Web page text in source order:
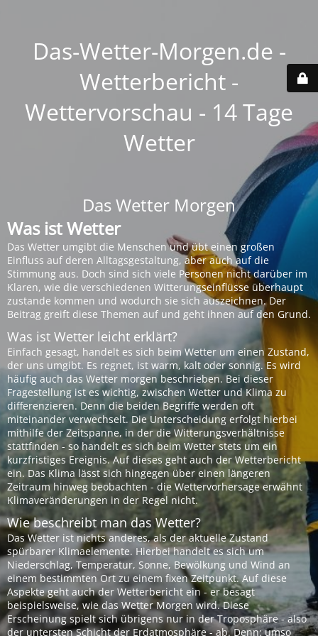
Das-Wetter-Morgen.de -
Wetterbericht -
Wettervorschau - 14 Tage
Wetter
Das Wetter Morgen
Was ist Wetter
Das Wetter umgibt die Menschen und übt einen großen
Einfluss auf deren Alltagsgestaltung, aber auch auf die
Stimmung aus. Doch sind sich viele Personen nicht darüber im
Klaren, wie die verschiedenen Witterungseinflüsse überhaupt
zustande kommen und wodurch sie sich auszeichnen. Der
Beitrag greift diese Themen auf und geht ihnen auf den Grund.
Was ist Wetter leicht erklärt?
Einfach gesagt, handelt es sich beim Wetter um einen Zustand,
der uns umgibt. Es regnet, ist warm, kalt oder sonnig. Es wird
häufig auch das Wetter morgen beschrieben. Bei dieser
Fragestellung ist es wichtig, zwischen Wetter und Klima zu
differenzieren. Denn die beiden Begriffe werden oft
miteinander verwechselt. Die Unterscheidung erfolgt hierbei
mithilfe der Zeitspanne, in der die Witterungsverhältnisse
stattfinden - so handelt es sich beim Wetter stets um ein
kurzfristiges Ereignis. Auf dieses geht auch der Wetterbericht
ein. Das Klima lässt sich hingegen über einen längeren
Zeitraum hinweg beobachten - die Wettervorhersage erwähnt
Klimaveränderungen in der Regel nicht.
Wie beschreibt man das Wetter?
Das Wetter ist nichts anderes, als der aktuelle Zustand
spürbarer Klimaelemente. Hierbei handelt es sich um
Niederschlag, Temperatur, Sonne, Bewölkung und Wind an
einem bestimmten Ort zu einem fixen Zeitpunkt. Auf diese
Aspekte geht auch der Wetterbericht ein - er besagt
beispielsweise, wie das Wetter Morgen wird. Diese
Erscheinung spielt sich übrigens nur in der Troposphäre - also
der untersten Schicht der Erdatmosphäre - ab. Denn: umso